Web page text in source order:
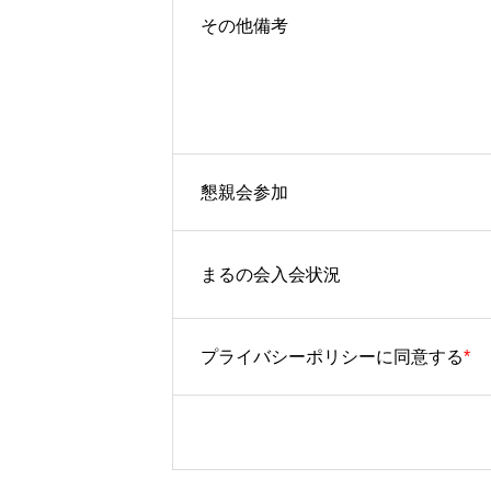
セミナー
会社概要
OFFICE SEMINAR
その他備考
懇親会参加
まるの会入会状況
プライバシーポリシーに同意する*